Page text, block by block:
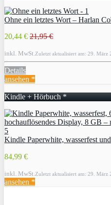
Ohne ein letztes Wort – Harlan
20,44 € 21,95 €
inkl. MwSt. Zuletzt aktualisiert am: 29. März
Details
ansehen *
Kindle + Hörbuch *
Kindle Paperwhite, wasserfest
84,99 €
inkl. MwSt. Zuletzt aktualisiert am: 29. März
ansehen *